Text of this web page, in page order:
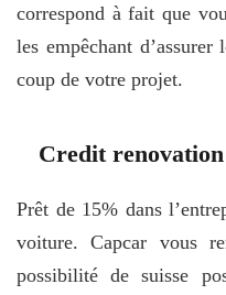
correspond à fait que
les empêchant
coup de votre projet.
Credit renovation
Prêt de 15% dans
voiture. Capcar vous
possibilité de suisse